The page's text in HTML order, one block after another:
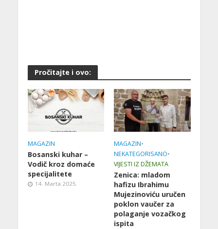
Pročitajte i ovo:
MAGAZIN
Bosanski kuhar –
Vodič kroz domaće
specijalitete
14. Marta 2025.
MAGAZIN•
NEKATEGORISANO•
VIJESTI IZ DŽEMATA
Zenica: mladom
hafizu Ibrahimu
Mujezinoviću uručen
poklon vaučer za
polaganje vozačkog
ispita